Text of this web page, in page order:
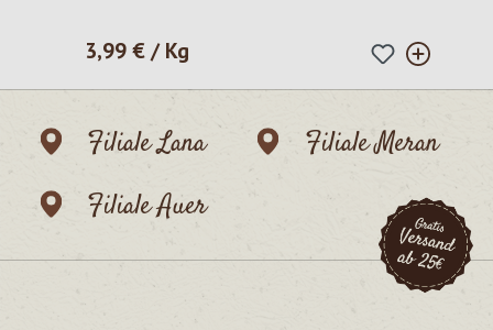
Regulärer Preis:
3,99 € / Kg
Filiale Lana
Filiale Meran
Filiale Auer